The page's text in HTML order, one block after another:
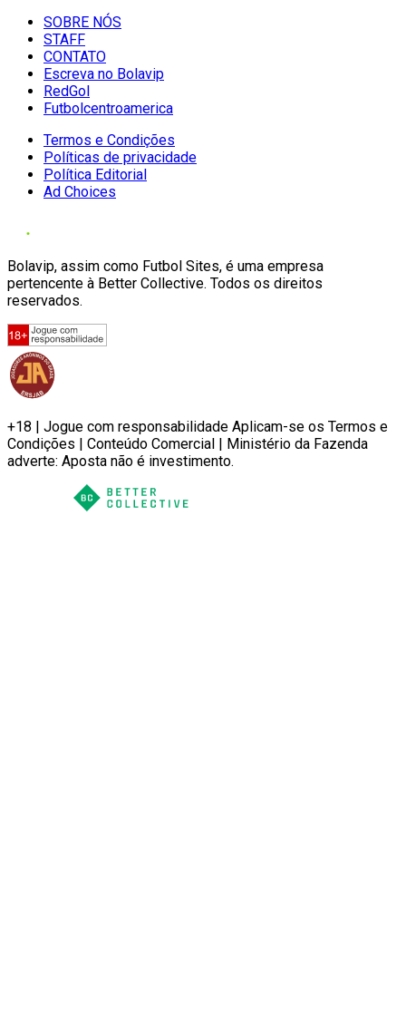
SOBRE NÓS
STAFF
CONTATO
Escreva no Bolavip
RedGol
Futbolcentroamerica
Termos e Condições
Políticas de privacidade
Política Editorial
Ad Choices
Bolavip, assim como Futbol Sites, é uma empresa
pertencente à Better Collective. Todos os direitos
reservados.
+18 | Jogue com responsabilidade Aplicam-se os Termos e
Condições | Conteúdo Comercial | Ministério da Fazenda
adverte: Aposta não é investimento.